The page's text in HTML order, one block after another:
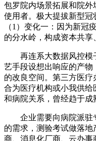
包罗院内场景拓展和院
使用者。极大提拔新型冠
（1）变化一：因为新冠
的分水岭，构成资本共享
再连系大数据风控模
艺手段设想出响应的产
的改良空间。第三方医
合为医疗机构或小我供
和病院关系，曾经趋于成
企业需要向病院派驻
的需求，测验考试做落
商、消息化厂商、云办